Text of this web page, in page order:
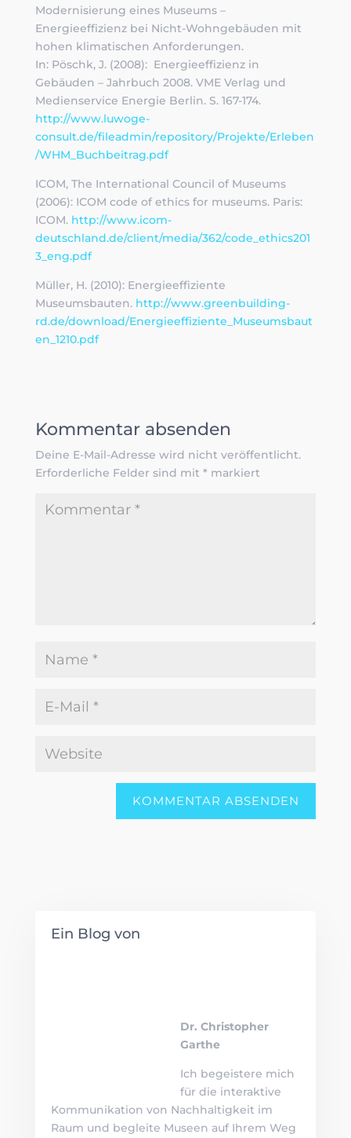
Modernisierung eines Museums –
Energieeffizienz bei Nicht-Wohngebäuden mit
hohen klimatischen Anforderungen.
In: Pöschk, J. (2008): Energieeffizienz in
Gebäuden – Jahrbuch 2008. VME Verlag und
Medienservice Energie Berlin. S. 167-174.
http://www.luwoge-
consult.de/fileadmin/repository/Projekte/Erleben
/WHM_Buchbeitrag.pdf
ICOM, The International Council of Museums
(2006): ICOM code of ethics for museums. Paris:
ICOM. http://www.icom-
deutschland.de/client/media/362/code_ethics201
3_eng.pdf
Müller, H. (2010): Energieeffiziente
Museumsbauten.http://www.greenbuilding-
rd.de/download/Energieeffiziente_Museumsbaut
en_1210.pdf
Kommentar absenden
Deine E-Mail-Adresse wird nicht veröffentlicht.
Erforderliche Felder sind mit * markiert
Ein Blog von
Ich begeistere mich für die interaktive
Kommunikation von Nachhaltigkeit im
zu mehr Nachhaltigkeit im Betrieb.